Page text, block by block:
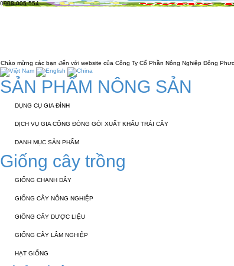
0908 005 554
bạn đến với website của Công Ty Cổ Phần Nông Nghiệp Đông Phương
SẢN PHẨM NÔNG SẢN
DỤNG CỤ GIA ĐÌNH
DỊCH VỤ GIA CÔNG ĐÓNG GÓI XUẤT KHẨU TRÁI CÂY
DANH MỤC SẢN PHẨM
Giống cây trồng
GIỐNG CHANH DÂY
GIỐNG CÂY NÔNG NGHIỆP
GIỐNG CÂY DƯỢC LIỆU
GIỐNG CÂY LÂM NGHIỆP
HẠT GIỐNG